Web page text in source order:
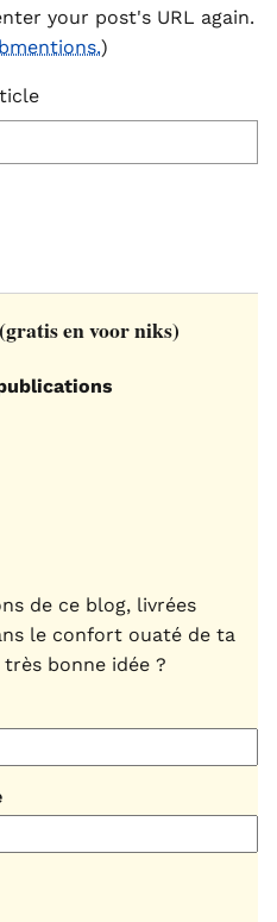
your post's URL again.
)
en voor niks)
de ce blog, livrées
le confort ouaté de ta
bonne idée ?